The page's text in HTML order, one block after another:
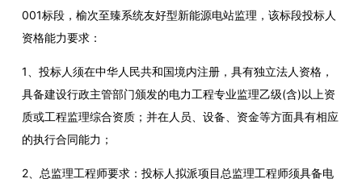
001标段，榆次至臻系统友好型新能源电站监理 ，该标段投标人
资格能力要求：
1、投标人须在中华人民共和国境内注册，具有独立法人资格，
具备建设行政主管部门颁发的电力工程专业监理乙级(含)以上资
质或工程监理综合资质；并在人员、设备、资金等方面具有相应
的执行合同能力 ；
2、总监理工程师要求：投标人拟派项目总监理工程师须具备电